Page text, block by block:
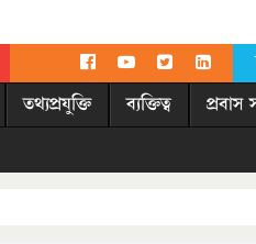
তথ্যপ্রযুক্তি ব্যক্তিত্ব প্রবাস